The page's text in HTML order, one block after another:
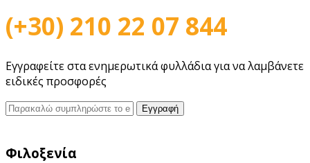
(+30) 210 22 07 844
Εγγραφείτε στα ενημερωτικά φυλλάδια για να λαμβάνετε
ειδικές προσφορές
Φιλοξενία